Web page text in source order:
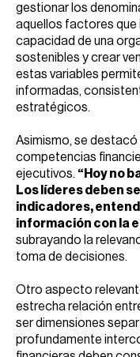
gestionar los
aquellos factores que
capacidad de una
sostenibles y crear
estas variables
informadas,
estratégicos.
Asimismo, se
competencias
ejecutivos. “Hoy no
Los líderes deben
indicadores,
información con la
subrayando la
toma de decisiones.
Otro aspecto
estrecha relación
ser dimensiones
profundamente